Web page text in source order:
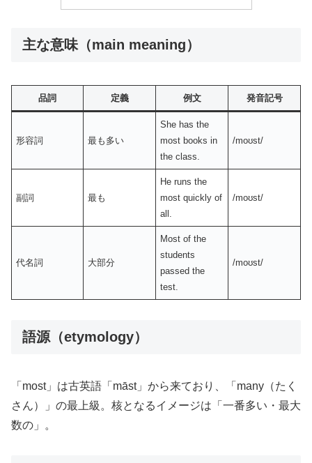
主な意味（main meaning）
品詞 定義 例文 発音記号
形容詞 最も多い
She has the
most books in
the class.
/moʊst/
副詞 最も
He runs the
most quickly of
all.
/moʊst/
代名詞 大部分
Most of the
students
passed the
test.
/moʊst/
語源（etymology）
「most」は古英語「māst」から来ており、「many（たく
さん）」の最上級。核となるイメージは「一番多い・最大
数の」。